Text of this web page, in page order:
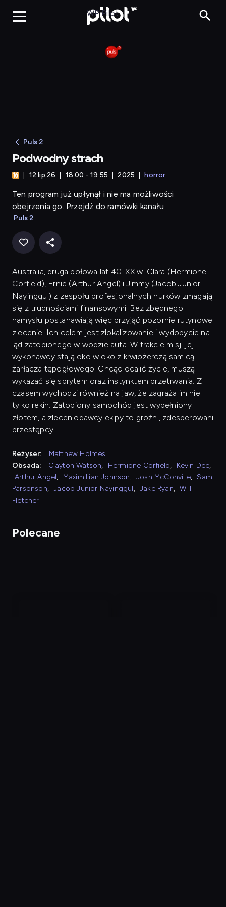
Podwodny strach
WP Pilot
Puls 2
Podwodny strach
12 lip 26 18:00 - 19:55 2025 horror
Ten program już upłynął i nie ma możliwości
obejrzenia go. Przejdź do ramówki kanału
Puls 2
Australia, druga połowa lat 40. XX w. Clara (Hermione
Corfield), Ernie (Arthur Angel) i Jimmy (Jacob Junior
Nayinggul) z zespołu profesjonalnych nurków zmagają
się z trudnościami finansowymi. Bez zbędnego
namysłu postanawiają więc przyjąć pozornie rutynowe
zlecenie. Ich celem jest zlokalizowanie i wydobycie na
ląd zatopionego w wodzie auta. W trakcie misji jej
wykonawcy stają oko w oko z krwiożerczą samicą
żarłacza tępogłowego. Chcąc ocalić życie, muszą
wykazać się sprytem oraz instynktem przetrwania. Z
czasem wychodzi również na jaw, że zagraża im nie
tylko rekin. Zatopiony samochód jest wypełniony
złotem, a zleceniodawcy ekipy to groźni, zdesperowani
przestępcy.
Reżyser:
Matthew Holmes
Obsada:
Clayton Watson, Hermione Corfield, Kevin Dee,
Arthur Angel, Maximillian Johnson, Josh McConville, Sam
Parsonson, Jacob Junior Nayinggul, Jake Ryan, Will
Fletcher
Polecane